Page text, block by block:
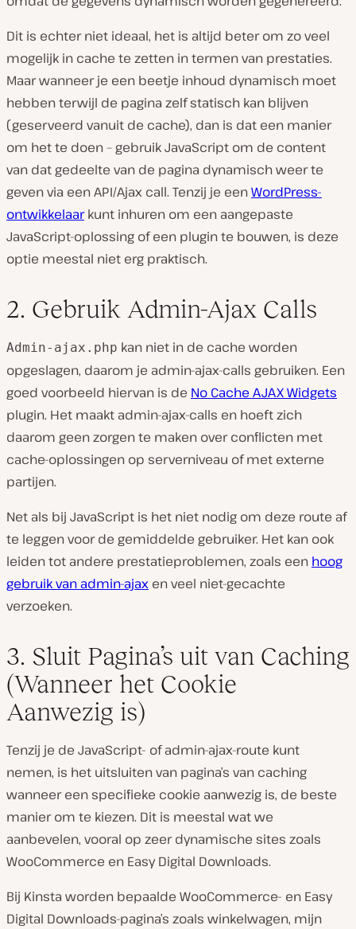
Dit is echter niet ideaal, het is altijd beter om zo veel
mogelijk in cache te zetten in termen van prestaties.
Maar wanneer je een beetje inhoud dynamisch moet
hebben terwijl de pagina zelf statisch kan blijven
(geserveerd vanuit de cache), dan is dat een manier
om het te doen – gebruik JavaScript om de content
van dat gedeelte van de pagina dynamisch weer te
geven via een API/Ajax call. Tenzij je eenWordPress-
ontwikkelaarkunt inhuren om een aangepaste
JavaScript-oplossing of een plugin te bouwen, is deze
optie meestal niet erg praktisch.
2. Gebruik Admin-Ajax Calls
Admin-ajax.php kan niet in de cache worden
opgeslagen, daarom je admin-ajax-calls gebruiken. Een
goed voorbeeld hiervan is de No Cache AJAX Widgets
plugin. Het maakt admin-ajax-calls en hoeft zich
daarom geen zorgen te maken over conflicten met
cache-oplossingen op serverniveau of met externe
partijen.
Net als bij JavaScript is het niet nodig om deze route af
te leggen voor de gemiddelde gebruiker. Het kan ook
leiden tot andere prestatieproblemen, zoals een hoog
gebruik van admin-ajax en veel niet-gecachte
verzoeken.
3. Sluit Pagina’s uit van Caching
(Wanneer het Cookie
Aanwezig is)
Tenzij je de JavaScript- of admin-ajax-route kunt
nemen, is het uitsluiten van pagina’s van caching
wanneer een specifieke cookie aanwezig is, de beste
manier om te kiezen. Dit is meestal wat we
aanbevelen, vooral op zeer dynamische sites zoals
WooCommerce en Easy Digital Downloads.
Bij Kinsta worden bepaalde WooCommerce- en Easy
Digital Downloads-pagina’s zoals winkelwagen, mijn